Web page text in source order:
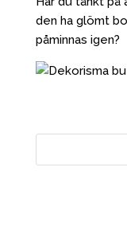
den ha glömt
påminnas igen?